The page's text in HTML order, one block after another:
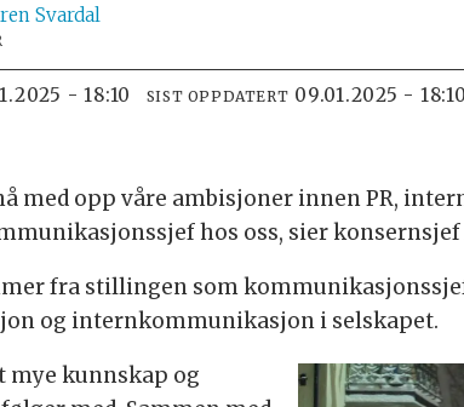
Svardal
- 18:10 SIST OPPDATERT 09.01.2025 - 18:10
med opp våre ambisjoner innen PR,
hos oss, sier
fra stillingen som
og internkommunikasjon i selskapet.
mye kunnskap og